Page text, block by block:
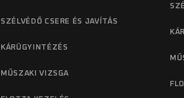
SZÉLVÉDŐ CSERE ÉS JAVÍTÁS
KÁRÜGYINTÉZÉS
MŰSZAKI VIZSGA